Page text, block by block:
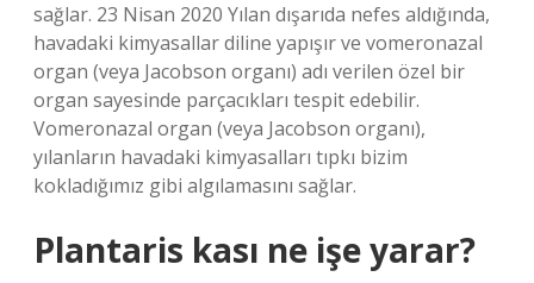
sağlar. 23 Nisan 2020 Yılan dışarıda nefes aldığında,
havadaki kimyasallar diline yapışır ve vomeronazal
organ (veya Jacobson organı) adı verilen özel bir
organ sayesinde parçacıkları tespit edebilir.
Vomeronazal organ (veya Jacobson organı),
yılanların havadaki kimyasalları tıpkı bizim
kokladığımız gibi algılamasını sağlar.
Plantaris kası ne işe yarar?